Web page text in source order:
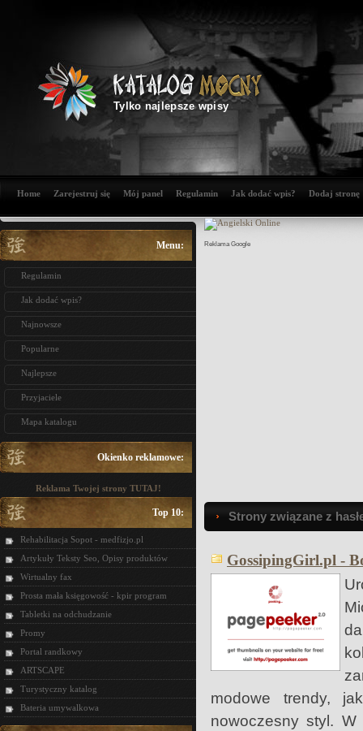
Tylko najlepsze wpisy
Home Zarejestruj się Mój panel Regulamin Jak dodać wpis? Dodaj stronę
Menu:
Regulamin
Jak dodać wpis?
Najnowsze
Popularne
Najlepsze
Przyjaciele
Mapa katalogu
Okienko reklamowe:
Reklama Twojej strony TUTAJ!
Top 10:
Rehabilitacja Sopot - medfizjo.pl
Artykuły Teksty Seo, Opisy produktów
Wirtualny fax
Prosta mała księgowość - kpir program
Tabletki na odchudzanie
Promy
Portal randkowy
ARTSCAPE
Turystyczny katalog
Bateria umywalkowa
Reklama Google
Strony związane z
GossipingGirl.pl -
modowe trendy,
nowoczesny styl.